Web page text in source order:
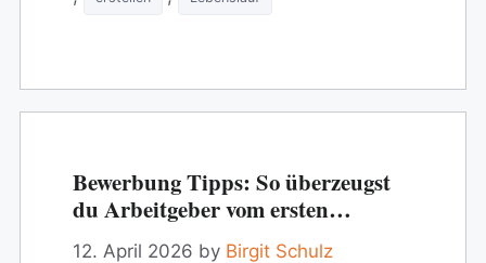
Bewerbung Tipps: So überzeugst
du Arbeitgeber vom ersten
Moment an
12. April 2026 by Birgit Schulz